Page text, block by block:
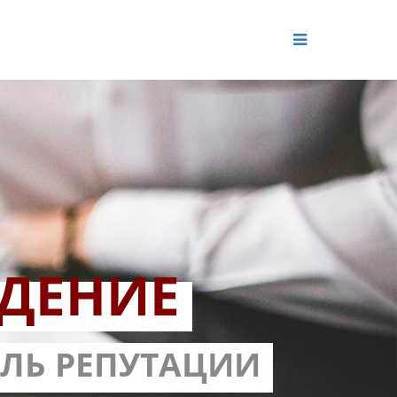
РЕПУТАЦИИ